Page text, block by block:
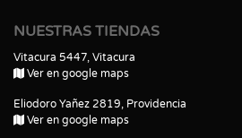
NUESTRAS TIENDAS
Vitacura 5447, Vitacura
Ver en google maps
Eliodoro Yañez 2819, Providencia
Ver en google maps